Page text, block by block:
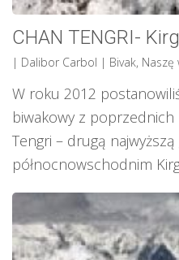
CHAN TENGRI-
| Dalibor Carbol | Bivak, Naszę
W roku 2012
biwakowy z
Tengri – drugą
północnowschodnim